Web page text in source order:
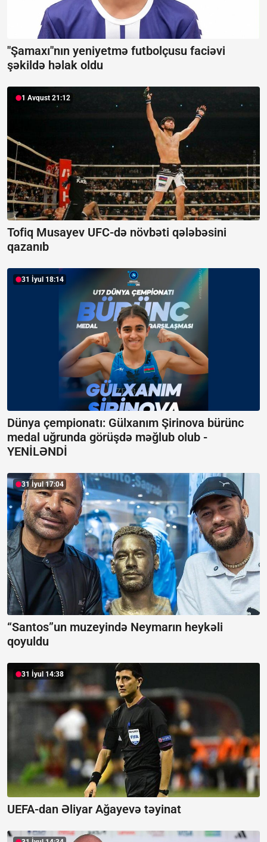
"Şamaxı"nın yeniyetmə futbolçusu faciəvi
şəkildə həlak oldu
1 Avqust 21:12
Tofiq Musayev UFC-də növbəti qələbəsini
qazanıb
31 İyul 18:14
Dünya çempionatı: Gülxanım Şirinova bürünc
medal uğrunda görüşdə məğlub olub -
YENİLƏNDİ
31 İyul 17:04
“Santos”un muzeyində Neymarın heykəli
qoyuldu
31 İyul 14:38
UEFA-dan Əliyar Ağayevə təyinat